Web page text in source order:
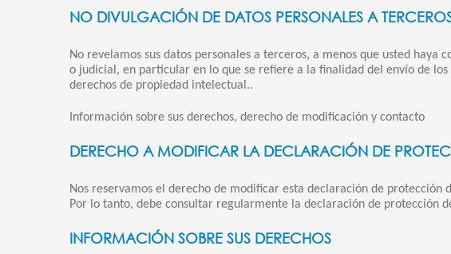
NO DIVULGACIÓN DE DATOS PERSONALES A
No revelamos sus datos personales a terceros, a menos que usted
o judicial, en particular en lo que se refiere a la finalidad del envío de
derechos de propiedad intelectual..
Información sobre sus derechos, derecho de modificación y contacto
DERECHO A MODIFICAR LA DECLARACIÓN DE
Nos reservamos el derecho de modificar esta declaración de
Por lo tanto, debe consultar regularmente la declaración de protección
INFORMACIÓN SOBRE SUS DERECHOS